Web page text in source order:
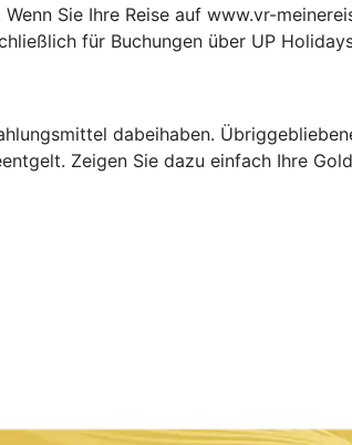
Sie Ihre Reise auf www.vr-
für Buchungen über UP
dabeihaben.
Zeigen Sie dazu einfach Ihre